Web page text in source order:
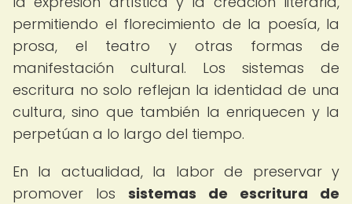
permitiendo el florecimiento de la poesía, la
prosa, el teatro y otras formas de
manifestación cultural. Los sistemas de
escritura no solo reflejan la identidad de una
cultura, sino que también la enriquecen y la
perpetúan a lo largo del tiempo.
En la actualidad, la labor de preservar y
promover los sistemas de escritura de